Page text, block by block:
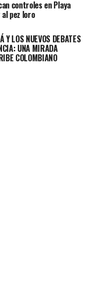
controles en Playa
pez loro
Y LOS NUEVOS DEBATES
UNA MIRADA
COLOMBIANO